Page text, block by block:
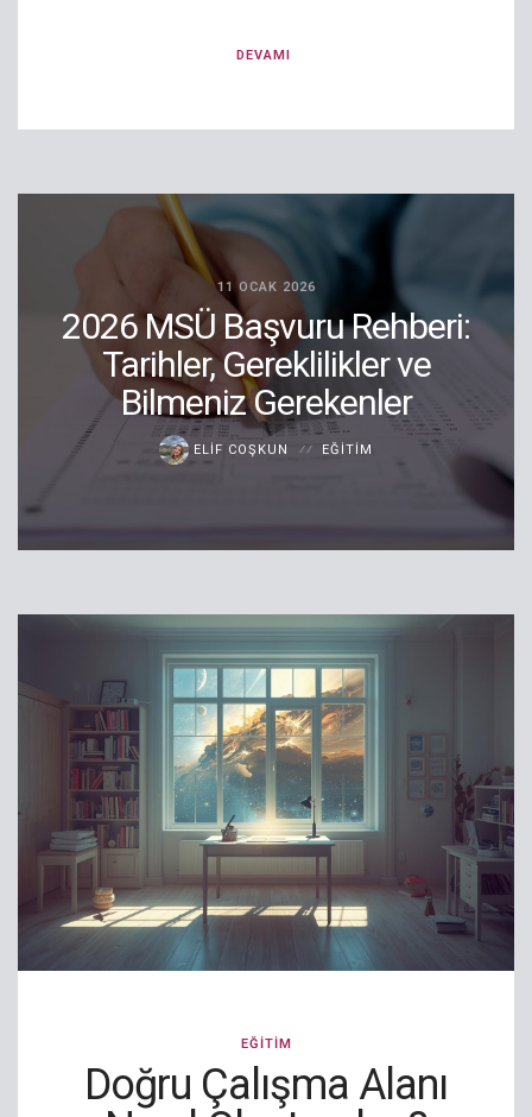
DEVAMI
11 OCAK 2026
2026 MSÜ Başvuru Rehberi:
Tarihler, Gereklilikler ve
Bilmeniz Gerekenler
ELIF COŞKUN EĞITIM
EĞITIM
Doğru Çalışma Alanı